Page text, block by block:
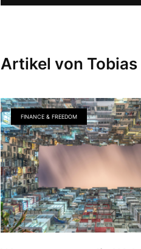
Artikel von Tobias
FINANCE & FREEDOM